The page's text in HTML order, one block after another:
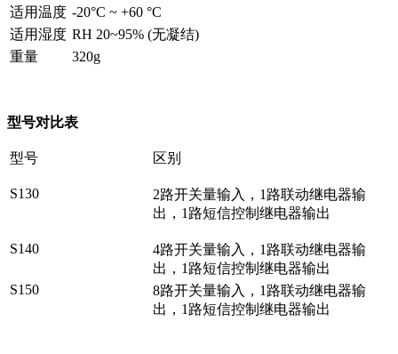
适用温度 -20°C ~ +60 °C
适用湿度 RH 20~95% (无凝结)
重量
320g
型号对比表
型号 区别
S130
2路开关量输入，1路联动继电器输
出，1路短信控制继电器输出
S140
4路开关量输入，1路联动继电器输
出，1路短信控制继电器输出
S150
8路开关量输入，1路联动继电器输
出，1路短信控制继电器输出